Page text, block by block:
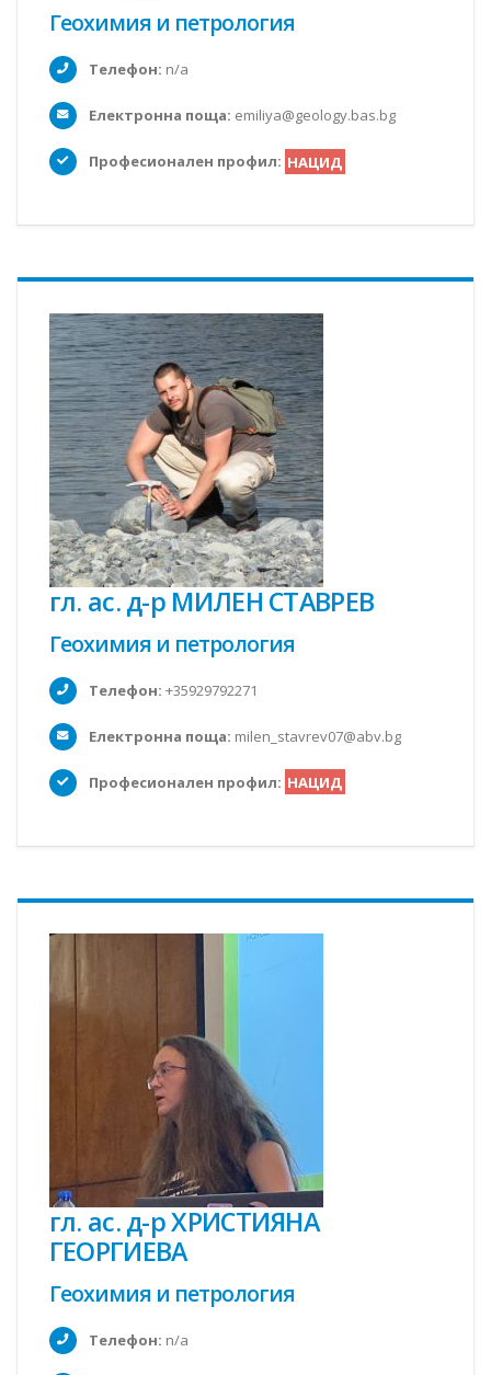
Геохимия и петрология
Телефон: n/a
Електронна поща: emiliya@geology.bas.bg
Професионален профил: НАЦИД
гл. ас. д-р МИЛЕН СТАВРЕВ
Геохимия и петрология
Телефон: +35929792271
Електронна поща: milen_stavrev07@abv.bg
Професионален профил: НАЦИД
гл. ас. д-р ХРИСТИЯНА
ГЕОРГИЕВА
Геохимия и петрология
Телефон: n/a